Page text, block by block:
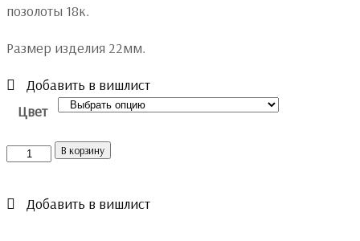
позолоты 18к.
Размер изделия 22мм.
Добавить в вишлист
Цвет
КоличествоВ корзину
Добавить в вишлист